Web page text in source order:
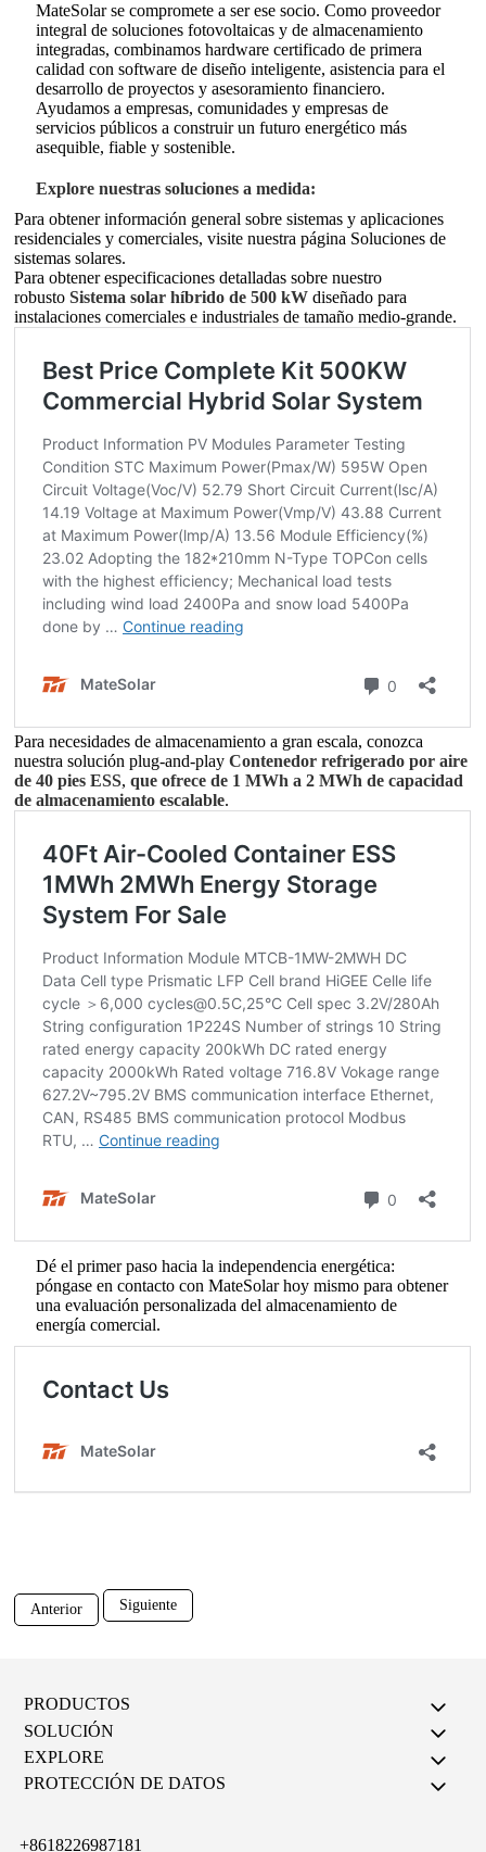
MateSolar se compromete a ser ese socio. Como proveedor
integral de soluciones fotovoltaicas y de almacenamiento
integradas, combinamos hardware certificado de primera
calidad con software de diseño inteligente, asistencia para el
desarrollo de proyectos y asesoramiento financiero.
Ayudamos a empresas, comunidades y empresas de
servicios públicos a construir un futuro energético más
asequible, fiable y sostenible.
Explore nuestras soluciones a medida:
Para obtener información general sobre sistemas y aplicaciones
residenciales y comerciales, visite nuestra página Soluciones de
sistemas solares.
Para obtener especificaciones detalladas sobre nuestro
robustoSistema solar híbrido de 500 kW diseñado para
instalaciones comerciales e industriales de tamaño medio-grande.
Para necesidades de almacenamiento a gran escala, conozca
nuestra solución plug-and-playContenedor refrigerado por aire
de 40 pies ESS,que ofrece de 1 MWh a 2 MWh de capacidad
de almacenamiento escalable.
Dé el primer paso hacia la independencia energética:
póngase en contacto con MateSolar hoy mismo para obtener
una evaluación personalizada del almacenamiento de
energía comercial.
Anterior Siguiente
PRODUCTOS
SOLUCIÓN
EXPLORE
PROTECCIÓN DE DATOS
+8618226987181